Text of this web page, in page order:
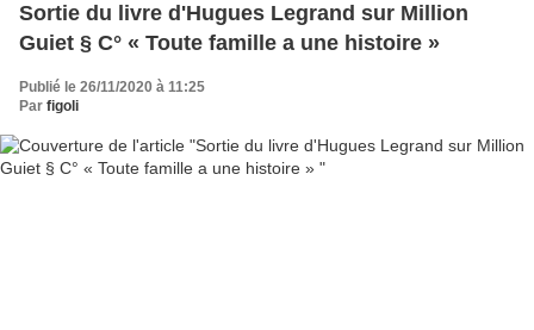
Sortie du livre d'Hugues Legrand sur Million
Guiet § C° « Toute famille a une histoire »
Publié le 26/11/2020 à 11:25
Par figoli